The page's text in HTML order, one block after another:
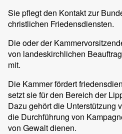
Sie pflegt den Kontakt zur
christlichen Friedensdiensten.
Die oder der
von landeskirchlichen
mit.
Die Kammer fördert
setzt sie für den Bereich der
Dazu gehört die Unterstützung
die Durchführung von
von Gewalt dienen.